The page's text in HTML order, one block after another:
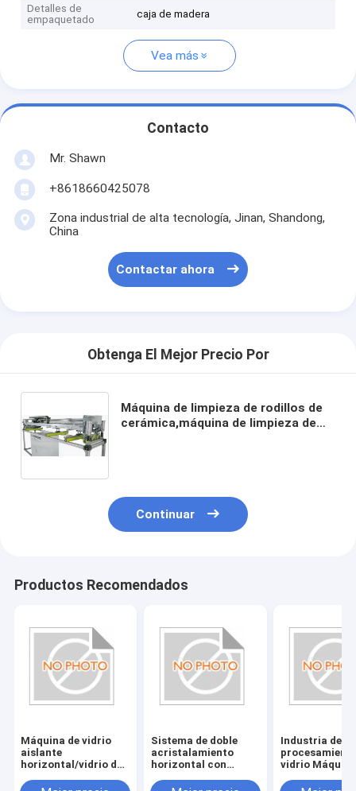
Detalles de
empaquetado
caja de madera
Vea más
Contacto
Mr. Shawn
+8618660425078
Zona industrial de alta tecnología, Jinan, Shandong,
China
Contactar ahora
Obtenga El Mejor Precio Por
Máquina de limpieza de rodillos de
cerámica,máquina de limpieza de
Continuar
Productos Recomendados
Máquina de vidrio
aislante
horizontal/vidrio de
acristalamiento de
Sistema de doble
acristalamiento
horizontal con
alimentación de
Industria de
vidrio
horizontal/